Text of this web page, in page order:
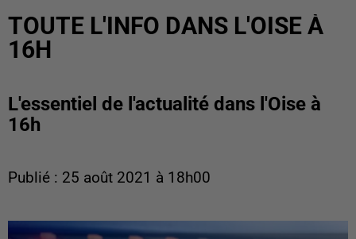
TOUTE L'INFO DANS L'OISE À
16H
L'essentiel de l'actualité dans l'Oise à
16h
Publié : 25 août 2021 à 18h00